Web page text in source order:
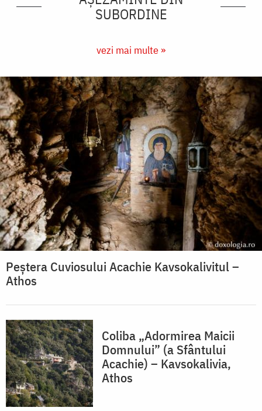
SUBORDINE
vezi mai multe »
Peștera Cuviosului Acachie Kavsokalivitul –
Athos
Coliba „Adormirea Maicii
Domnului” (a Sfântului
Acachie) – Kavsokalivia,
Athos